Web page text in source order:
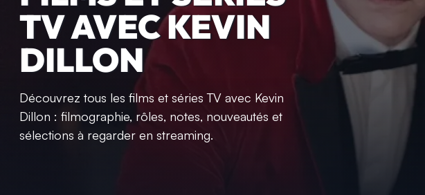
TV AVEC KEVIN
DILLON
Découvrez tous les films et séries TV avec Kevin
Dillon : filmographie, rôles, notes, nouveautés et
sélections à regarder en streaming.